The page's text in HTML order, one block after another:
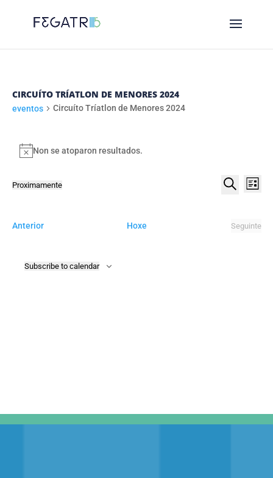
CIRCUÍTO TRÍATLON DE MENORES 2024
eventos Circuíto Tríatlon de Menores 2024
EVENTOS
Notice
Non se atoparon resultados.
DE
List
Proximamente
Anterioreventos Hoxe
Seguinte
Subscribe to calendar